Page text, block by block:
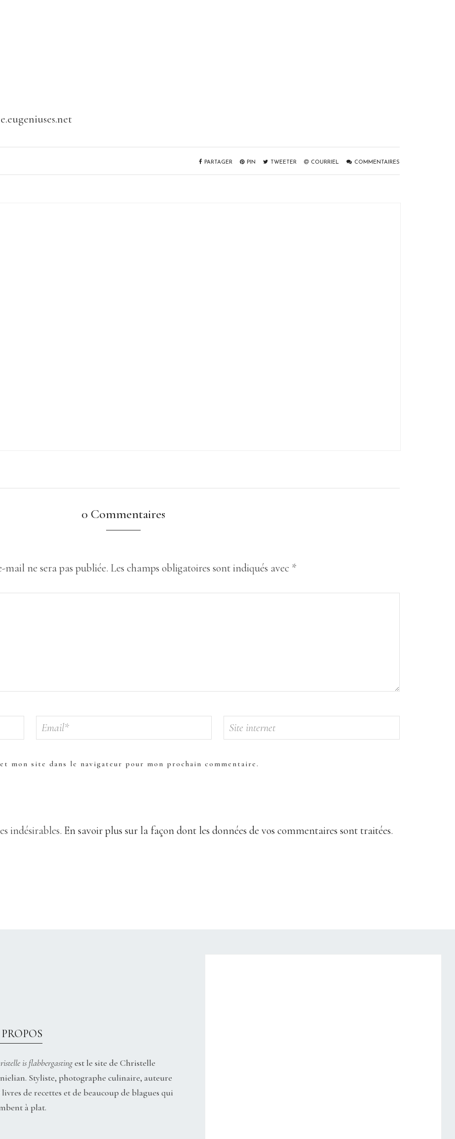
PARTAGER PIN TWEETER COURRIEL COMMENTAIRES
0 Commentaires
mail ne sera pas publiée. Les champs obligatoires sont indiqués avec *
mon site dans le navigateur pour mon prochain commentaire.
indésirables. En savoir plus sur la façon dont les données de vos commentaires sont traitées.
is flabbergastingest le site de Christelle
Styliste, photographe culinaire, auteure
livres de recettes et de beaucoup de blagues qui
à plat.